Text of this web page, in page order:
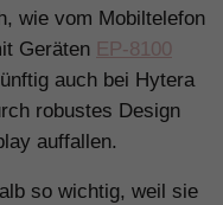
wie vom Mobiltelefon
Geräten EP-8100
auch bei Hytera
robustes Design
auffallen.
so wichtig, weil sie